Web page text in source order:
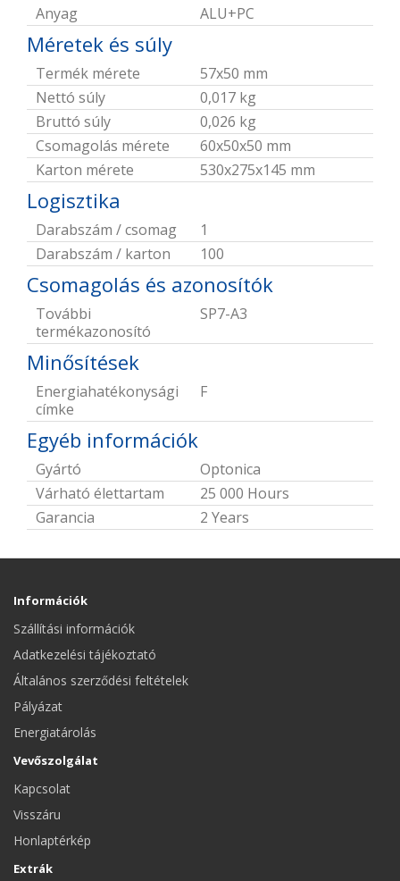
Anyag ALU+PC
Méretek és súly
Termék mérete
57x50 mm
Nettó súly
0,017 kg
Bruttó súly
0,026 kg
Csomagolás mérete
60x50x50 mm
Karton mérete
530x275x145 mm
Logisztika
Darabszám / csomag
1
Darabszám / karton
100
Csomagolás és azonosítók
További
termékazonosító
SP7-A3
Minősítések
Energiahatékonysági
címke
F
Egyéb információk
Gyártó
Optonica
Várható élettartam
25 000 Hours
Garancia
2 Years
Információk
Szállítási információk
Adatkezelési tájékoztató
Általános szerződési feltételek
Pályázat
Energiatárolás
Vevőszolgálat
Kapcsolat
Visszáru
Honlaptérkép
Extrák